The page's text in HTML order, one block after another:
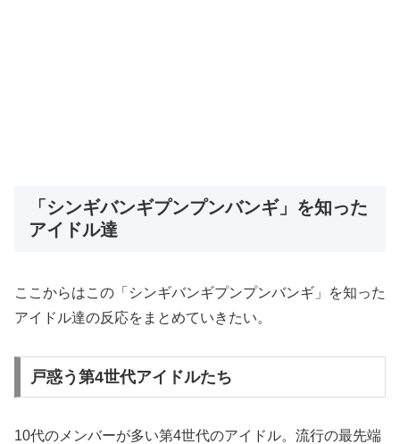
「シンギバンギプンプンバンギ」を知った
アイドル達
ここからはこの「シンギバンギプンプンバンギ」を知った
アイドル達の反応をまとめていきたい。
戸惑う第4世代アイドルたち
10代のメンバーが多い第4世代のアイドル。流行の最先端